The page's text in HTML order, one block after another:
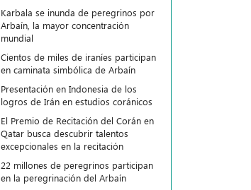
Karbala se inunda de peregrinos por
Arbaín, la mayor concentración
mundial
Cientos de miles de iraníes participan
en caminata simbólica de Arbaín
Presentación en Indonesia de los
logros de Irán en estudios coránicos
El Premio de Recitación del Corán en
Qatar busca descubrir talentos
excepcionales en la recitación
22 millones de peregrinos participan
en la peregrinación del Arbaín